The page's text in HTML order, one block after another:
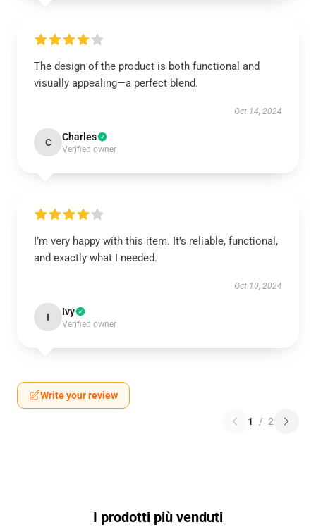
The design of the product is both functional and
visually appealing—a perfect blend.
Oct 14, 2024
C Charles
Verified owner
I’m very happy with this item. It’s reliable, functional,
and exactly what I needed.
Oct 10, 2024
I Ivy
Verified owner
Write your review
1 / 2
I prodotti più venduti